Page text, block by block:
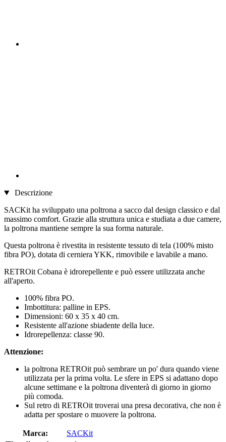
Descrizione
SACKit ha sviluppato una poltrona a sacco dal design classico e dal
massimo comfort. Grazie alla struttura unica e studiata a due camere,
la poltrona mantiene sempre la sua forma naturale.
Questa poltrona è rivestita in resistente tessuto di tela (100% misto
fibra PO), dotata di cerniera YKK, rimovibile e lavabile a mano.
RETROit Cobana è idrorepellente e può essere utilizzata anche
all'aperto.
100% fibra PO.
Imbottitura: palline in EPS.
Dimensioni: 60 x 35 x 40 cm.
Resistente all'azione sbiadente della luce.
Idrorepellenza: classe 90.
Attenzione:
la poltrona RETROit può sembrare un po' dura quando viene
utilizzata per la prima volta. Le sfere in EPS si adattano dopo
alcune settimane e la poltrona diventerà di giorno in giorno
più comoda.
Sul retro di RETROit troverai una presa decorativa, che non è
adatta per spostare o muovere la poltrona.
Marca:
SACKit